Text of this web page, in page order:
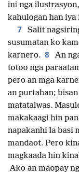
ini nga
kahulogan han iya
7
Salit
susumatan ko
karnero. 8
An
totoo nga
pero an mga
an purtahan;
matatalwas.
makakaagi hin
napakanhi la basi
mandaot. Pero
magkaada hin
Ako an maopay